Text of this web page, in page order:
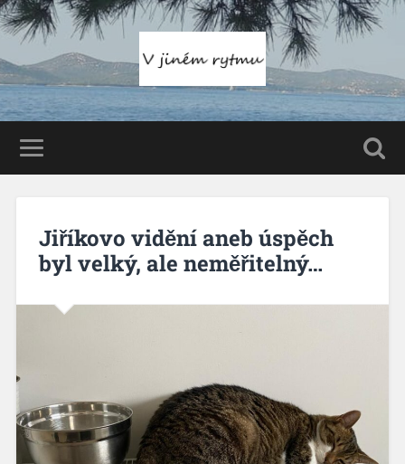
Jiříkovo vidění aneb úspěch
byl velký, ale neměřitelný…